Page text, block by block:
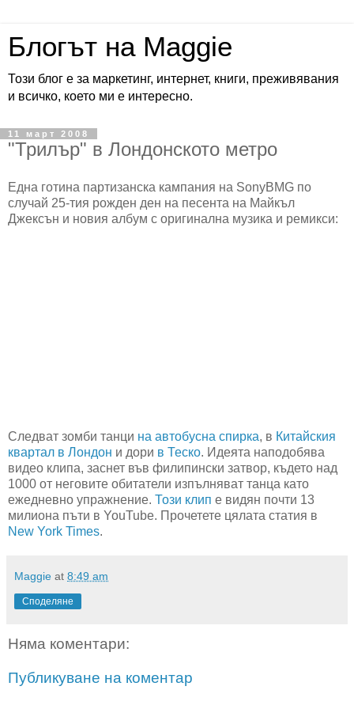
Блогът на Maggie
Този блог е за маркетинг, интернет, книги, преживявания
и всичко, което ми е интересно.
11 март 2008
"Трилър" в Лондонското метро
Една готина партизанска кампания на SonyBMG по
случай 25-тия рожден ден на песента на Майкъл
Джексън и новия албум с оригинална музика и ремикси:
Следват зомби танци на автобусна спирка, в Китайския
квартал в Лондон и дори в Теско. Идеята наподобява
видео клипа, заснет във филипински затвор, където над
1000 от неговите обитатели изпълняват танца като
ежедневно упражнение. Този клип е видян почти 13
милиона пъти в YouTube. Прочетете цялата статия в
New York Times.
Maggie at 8:49 am
Споделяне
Няма коментари:
Публикуване на коментар